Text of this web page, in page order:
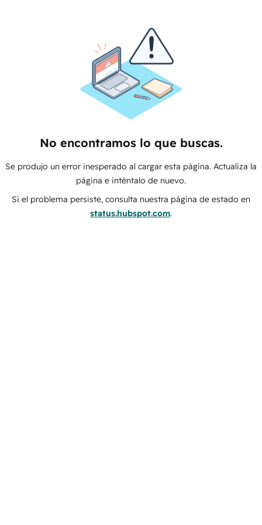
No encontramos lo que buscas.
Se produjo un error inesperado al cargar esta página. Actualiza la
página e inténtalo de nuevo.
Si el problema persiste, consulta nuestra página de estado en
status.hubspot.com.